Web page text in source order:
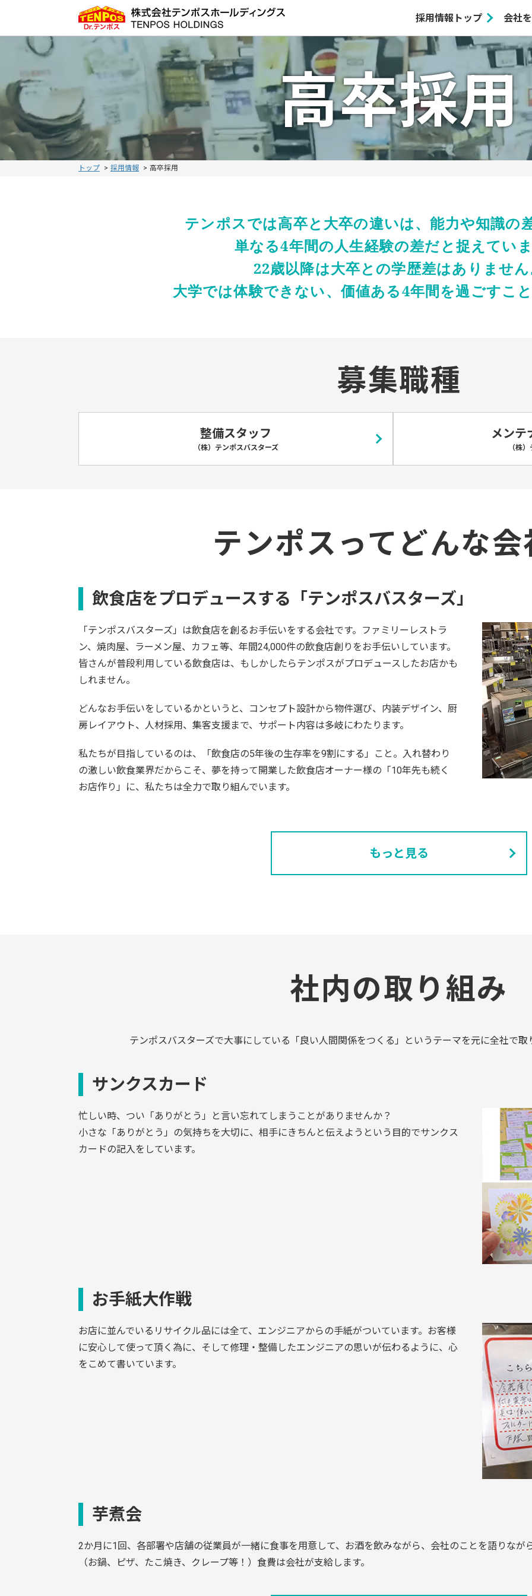
採用情報トップ 会社
高卒採用
トップ 採用情報 高卒採用
テンポスでは高卒と大卒の違いは、能力や知識の
単なる4年間の人生経験の差だと捉えてい
22歳以降は大卒との学歴差はありませ
大学では体験できない、価値ある4年間を過ごすこ
募集職種
整備スタッフ
（株）テンポスバスターズ
メンテ
（株
テンポスってどんな会
飲食店をプロデュースする 「テンポスバスターズ」
「テンポスバスターズ」は飲食店を創るお手伝いをする会社です。ファミリーレストラ
ン、焼肉屋、ラーメン屋、カフェ等、年間24,000件の飲食店創りをお手伝いしています。
皆さんが普段利用している飲食店は、もしかしたらテンポスがプロデュースしたお店かも
しれません。
どんなお手伝いをしているかというと、コンセプト設計から物件選び、内装デザイン、厨
房レイアウト、人材採用、集客支援まで、サポート内容は多岐にわたります。
私たちが目指しているのは、「飲食店の5年後の生存率を9割にする」こと。入れ替わり
の激しい飲食業界だからこそ、夢を持って開業した飲食店オーナー様の「10年先も続く
お店作り」に、私たちは全力で取り組んでいます。
もっと見る
社内の取り組み
テンポスバスターズで大事にしている「良い人間関係をつくる」というテーマを元に全社で
サンクスカード
忙しい時、つい「ありがとう」と言い忘れてしまうことがありませんか？
小さな「ありがとう」の気持ちを大切に、相手にきちんと伝えようという目的でサンクス
カードの記入をしています。
お手紙大作戦
お店に並んでいるリサイクル品には全て、エンジニアからの手紙がついています。お客様
に安心して使って頂く為に、そして修理・整備したエンジニアの思いが伝わるように、心
をこめて書いています。
芋煮会
2か月に1回、各部署や店舗の従業員が一緒に食事を用意して、お酒を飲みながら、会社のことを語りなが
（お鍋、ピザ、たこ焼き、クレープ等！）食費は会社が支給します。